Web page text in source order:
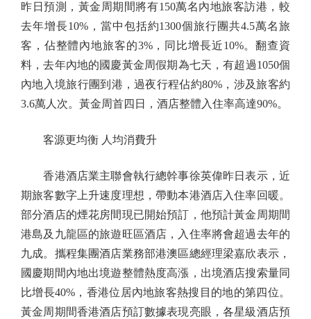
昨日預測，黃金周期間將有150萬名內地旅客訪港，較
去年增長10%，當中包括約1300個旅行團共4.5萬名旅
客，佔整體內地旅客的3%，同比增長近10%。翻查資
料，去年內地的國慶黃金周假期為七天，有超過1050個
內地入境旅行團到港，過夜行程佔約80%，涉及旅客約
3.6萬人次。黃金周首四日，酒店整體入住率高達90%。
客源更均衡 人均消費升
香港酒店業主聯會執行總幹事徐英偉昨日表示，近
期旅客數字上升速度理想，帶動本港酒店入住率回暖。
部分酒店的煙花房間現已開始預訂，他預計黃金周期間
港島及九龍區的旅遊旺區酒店，入住率將會超過去年的
九成。攜程集團酒店業務部港澳區總經理梁嘉欣表示，
國慶期間內地出境遊整體熱度高漲，出境酒店搜索量同
比增長40%，香港位居內地旅客熱搜目的地的第四位。
黃金周期間香港酒店預訂數據表現亮眼，各星級酒店預